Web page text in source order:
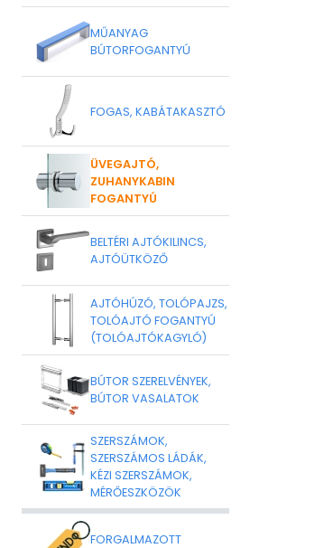
MŰANYAG
BÚTORFOGANTYÚ
FOGAS, KABÁTAKASZTÓ
ÜVEGAJTÓ,
ZUHANYKABIN
FOGANTYÚ
BELTÉRI AJTÓKILINCS,
AJTÓÜTKÖZŐ
AJTÓHÚZÓ, TOLÓPAJZS,
TOLÓAJTÓ FOGANTYÚ
(TOLÓAJTÓKAGYLÓ)
BÚTOR SZERELVÉNYEK,
BÚTOR VASALATOK
SZERSZÁMOK,
SZERSZÁMOS LÁDÁK,
KÉZI SZERSZÁMOK,
MÉRŐESZKÖZÖK
FORGALMAZOTT